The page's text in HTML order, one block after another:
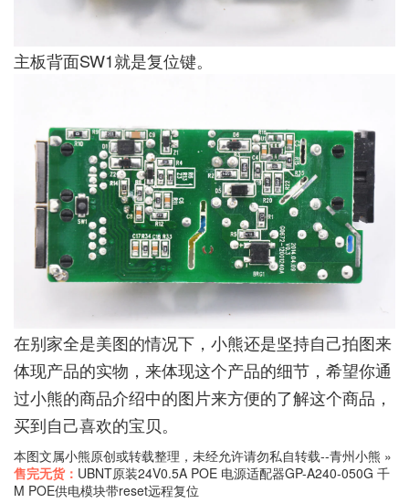
主板背面SW1就是复位键。
在别家全是美图的情况下，小熊还是坚持自己拍图来
体现产品的实物，来体现这个产品的细节，希望你通
过小熊的商品介绍中的图片来方便的了解这个商品，
买到自己喜欢的宝贝。
本图文属小熊原创或转载整理，未经允许请勿私自转载--青州小熊 »
售完无货： UBNT原装24V0.5A POE 电源适配器GP-A240-050G 千
M POE供电模块带reset远程复位